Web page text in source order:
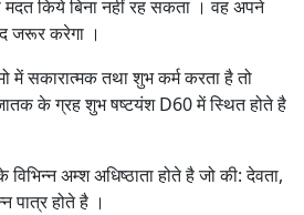
किये बिना नहीं रह सकता । वह अपने
जरूर करेगा ।
में सकारात्मक तथा शुभ कर्म करता है तो
के ग्रह शुभ षष्टयंश D60 में स्थित होते है
विभिन्न अम्श अधिष्ठाता होते है जो की: देवता,
पात्र होते है ।